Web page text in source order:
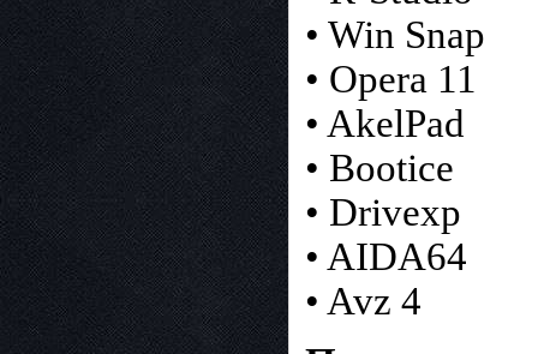
• Win Snap
• Opera 11
• AkelPad
• Bootice
• Drivexp
• AIDA64
• Avz 4